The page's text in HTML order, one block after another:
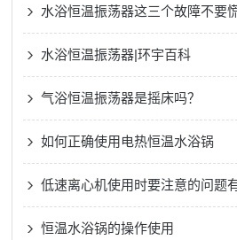
水浴恒温振荡器这三个故障不要
水浴恒温振荡器|环宇百科
气浴恒温振荡器是摇床吗？
如何正确使用电热恒温水浴锅
低速离心机使用时要注意的问题
恒温水浴锅的操作使用